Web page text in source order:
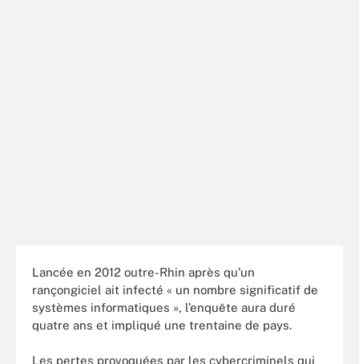
Lancée en 2012 outre-Rhin après qu’un
rançongiciel ait infecté « un nombre significatif de
systèmes informatiques », l’enquête aura duré
quatre ans et impliqué une trentaine de pays.
Les pertes provoquées par les cybercriminels qui